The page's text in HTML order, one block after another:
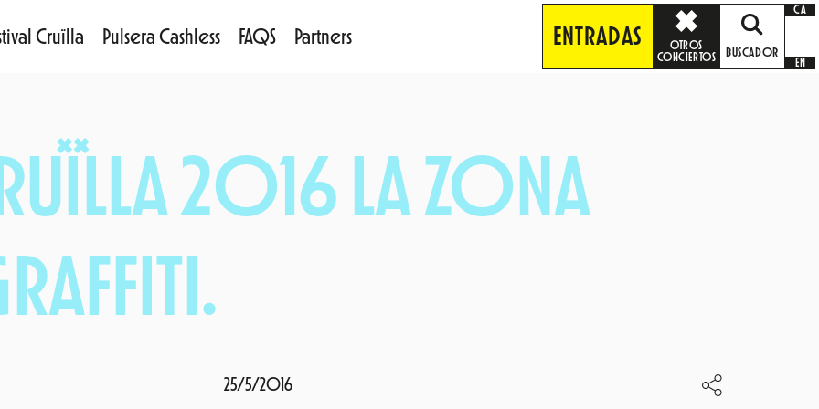
Cruïlla Pulsera Cashless FAQS Partners ENTRADAS
OTROS
CONCIERTOS
BUSCADOR
CA
EN
2016 LA ZONA
25/5/2016